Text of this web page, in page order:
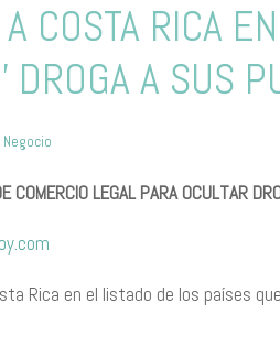
COSTA RICA
DROGA A SUS
Negocio
COMERCIO LEGAL PARA OCULTAR
Rica en el listado de los países